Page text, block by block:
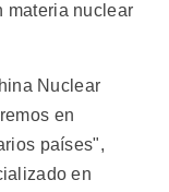
materia nuclear
Nuclear
en
países",
en